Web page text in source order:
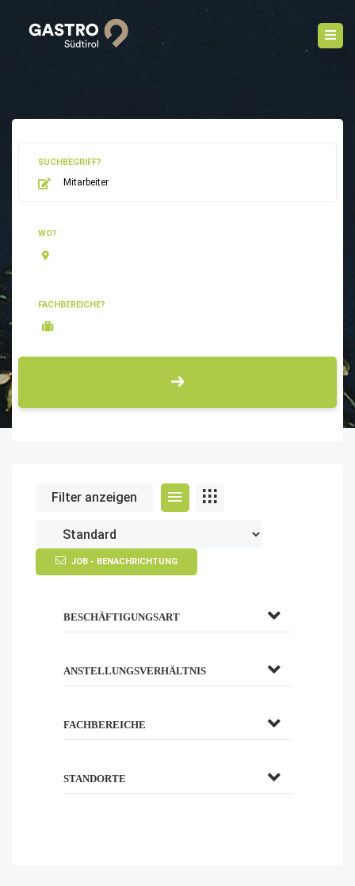
SUCHBEGRIFF?
WO?
FACHBEREICHE?
Filter anzeigen
JOB - BENACHRICHTUNG
BESCHÄFTIGUNGSART
ANSTELLUNGSVERHÄLTNIS
FACHBEREICHE
STANDORTE